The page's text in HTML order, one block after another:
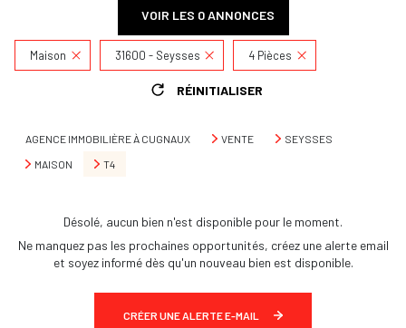
VOIR LES 0ANNONCES
Maison 31600 - Seysses 4 Pièces
RÉINITIALISER
AGENCE IMMOBILIÈRE À CUGNAUX VENTE
SEYSSES
MAISON
T4
Désolé, aucun bien n'est disponible pour le moment.
Ne manquez pas les prochaines opportunités, créez une alerte email
et soyez informé dès qu'un nouveau bien est disponible.
CRÉER UNE ALERTE E-MAIL